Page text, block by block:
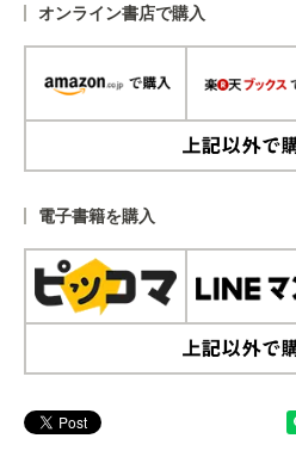
オンライン書店で購入
電子書籍を購入